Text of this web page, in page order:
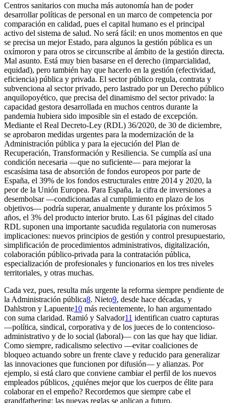
Centros sanitarios con mucha más autonomía han de poder
desarrollar políticas de personal en un marco de competencia por
comparación en calidad, pues el capital humano es el principal
activo del sistema de salud. No será fácil: en unos momentos en que
se precisa un mejor Estado, para algunos la gestión pública es un
oxímoron y para otros se circunscribe al ámbito de la gestión directa.
Mal asunto. Está muy bien basarse en el derecho (imparcialidad,
equidad), pero también hay que hacerlo en la gestión (efectividad,
eficiencia) pública y privada. El sector público regula, contrata y
subvenciona al sector privado, pero lastrado por un Derecho público
anquilopoyético, que precisa del dinamismo del sector privado: la
capacidad gestora desarrollada en muchos centros durante la
pandemia hubiera sido imposible sin el estado de excepción.
Mediante el Real Decreto-Ley (RDL) 36/2020, de 30 de diciembre,
se aprobaron medidas urgentes para la modernización de la
Administración pública y para la ejecución del Plan de
Recuperación, Transformación y Resiliencia. Se cumplía así una
condición necesaria —que no suficiente— para mejorar la
escasísima tasa de absorción de fondos europeos por parte de
España, el 39% de los fondos estructurales entre 2014 y 2020, la
peor de la Unión Europea. Para España, la cifra de inversiones a
desembolsar —condicionadas al cumplimiento en plazo de los
objetivos— podría superar, anualmente y durante los próximos 5
años, el 3% del producto interior bruto. Las 61 páginas del citado
RDL suponen una importante sacudida regulatoria con numerosas
implicaciones: nuevos principios de gestión y control presupuestario,
simplificación de procedimientos administrativos, digitalización,
colaboración público-privada para la contratación pública,
especialización de profesionales y funcionarios en los tres niveles
territoriales, y otras muchas.
Cada vez, pues, resulta más urgente la reforma siempre pendiente de
la Administración pública8. Nieto9, desde hace décadas, y
Dahlstron y Lapuente10 más recientemente, lo han argumentado
con suma claridad. Ramió y Salvador11 identifican cuatro capturas
—política, sindical, corporativa y de los jueces de lo contencioso-
administrativo y de lo social (laboral)— con las que hay que lidiar.
Como siempre, radicalismo selectivo —evitar coaliciones de
bloqueo actuando sobre un frente clave y reducido para generalizar
las innovaciones que funcionen por difusión— y alianzas. Por
ejemplo, si está claro que conviene cambiar el perfil de los nuevos
empleados públicos, ¿quiénes mejor que los cuerpos de élite para
colaborar en el empeño? Recordemos que siempre cabe el
grandfathering: las nuevas reglas se aplican a futuro.